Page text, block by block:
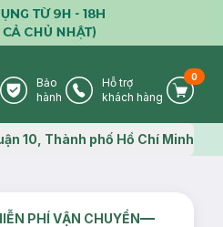
Warranty Icon
Bảo
hành
Phone Icon
Hỗ trợ
khách hàng
Cart
0
Map icon
10, Thành phố Hồ Chí Minh
PHÍ VẬN CHUYỂN